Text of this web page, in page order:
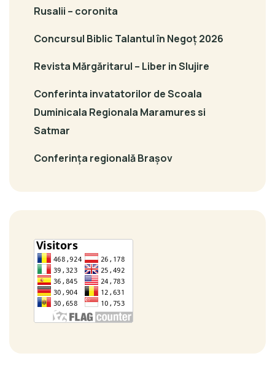
Rusalii – coronita
Concursul Biblic Talantul în Negoț 2026
Revista Mărgăritarul – Liber in Slujire
Conferinta invatatorilor de Scoala
Duminicala Regionala Maramures si
Satmar
Conferința regională Brașov